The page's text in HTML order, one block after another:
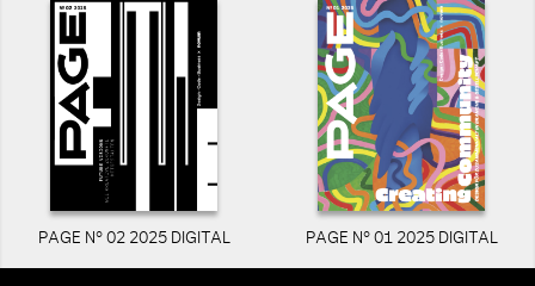
PAGE N° 02 2025 DIGITAL PAGE N° 01 2025 DIGITAL